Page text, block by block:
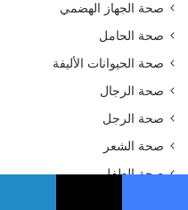
صحة الجهاز الهضمي
صحة الحامل
صحة الحيوانات الأليفة
صحة الرجال
صحة الرجل
صحة الشعر
صحة الطفل